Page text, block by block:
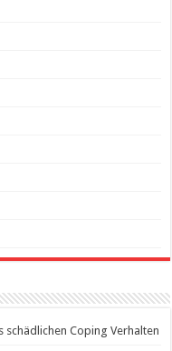
schädlichen Coping Verhalten